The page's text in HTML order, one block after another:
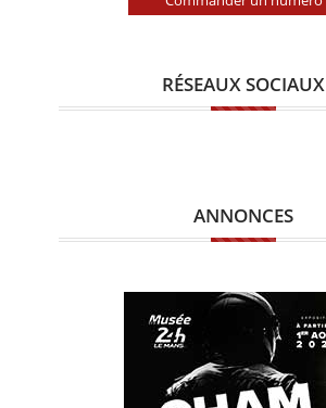
RÉSEAUX SOCIAUX
ANNONCES